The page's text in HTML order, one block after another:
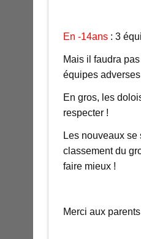
En -14ans: 3
Mais il faudra
équipes
En gros, les
respecter !
Les nouveaux
classement du
faire mieux !
Merci aux